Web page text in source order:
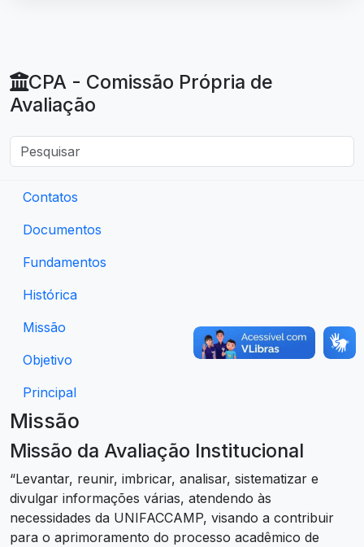
CPA - Comissão Própria de
Avaliação
Contatos
Documentos
Fundamentos
Histórica
Missão
Objetivo
Principal
Missão
Missão da Avaliação Institucional
“Levantar, reunir, imbricar, analisar, sistematizar e
divulgar informações várias, atendendo às
necessidades da UNIFACCAMP, visando a contribuir
para o aprimoramento do processo acadêmico de